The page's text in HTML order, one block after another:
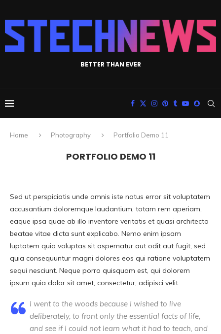
BETTER THAN EVER
Home Photography Portfolio Demo 11
PORTFOLIO DEMO 11
Sed ut perspiciatis unde omnis iste natus error sit voluptatem
accusantium doloremque laudantium, totam rem aperiam,
eaque ipsa quae ab illo inventore veritatis et quasi architecto
beatae vitae dicta sunt explicabo. Nemo enim ipsam
luptatem quia voluptas sit aspernatur aut odit aut fugit, sed
quia consequuntur magni dolores eos qui ratione voluptatem
sequi nesciunt. Neque porro quisquam est, qui dolorem
ipsum quia dolor sit amet, consectetur, adipisci velit.
I went to the woods because I wished to live
deliberately, to front only the essential facts of life,
and see if I could not learn what it had to teach, and